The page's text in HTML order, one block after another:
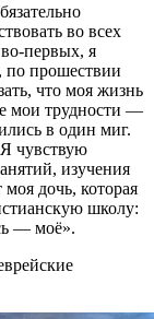
во всех
первых, я
по прошествии
что моя жизнь
мои трудности —
в один миг.
чувствую
изучения
дочь, которая
школу:
— моё».